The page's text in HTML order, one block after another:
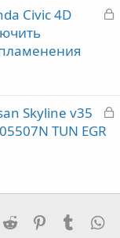
аЗ
а
Civic 4D
З
т
Skyline v35
TUN EGR
In Reddit PinterestTumblr